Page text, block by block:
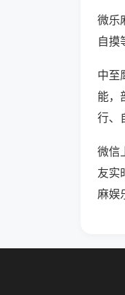
微乐
自摸
中至
能，
行、
微信
友实
麻娱